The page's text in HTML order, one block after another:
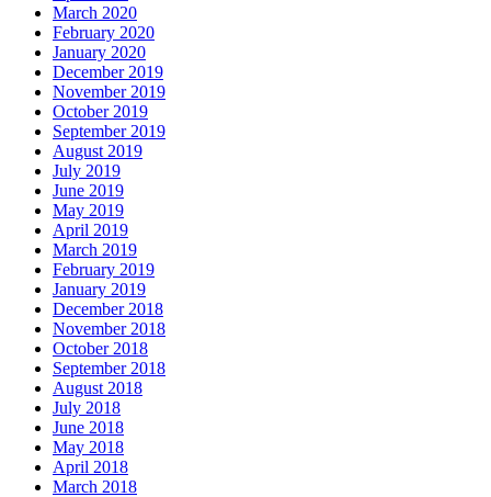
March 2020
February 2020
January 2020
December 2019
November 2019
October 2019
September 2019
August 2019
July 2019
June 2019
May 2019
April 2019
March 2019
February 2019
January 2019
December 2018
November 2018
October 2018
September 2018
August 2018
July 2018
June 2018
May 2018
April 2018
March 2018